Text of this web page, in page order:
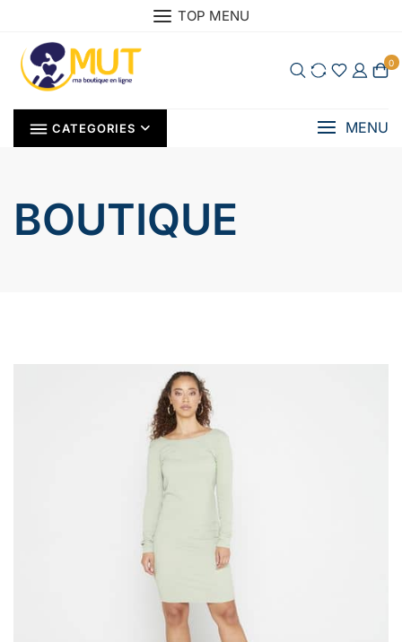
content
TOP MENU
0
CATEGORIES MENU
BOUTIQUE